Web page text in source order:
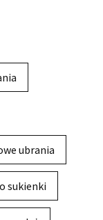
ubrania
sukienki